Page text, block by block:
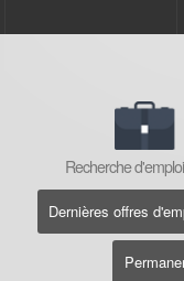
Recherche
Dernières offres